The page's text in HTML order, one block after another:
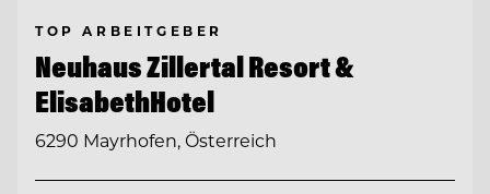
TOP ARBEITGEBER
Neuhaus Zillertal Resort &
ElisabethHotel
6290 Mayrhofen, Österreich